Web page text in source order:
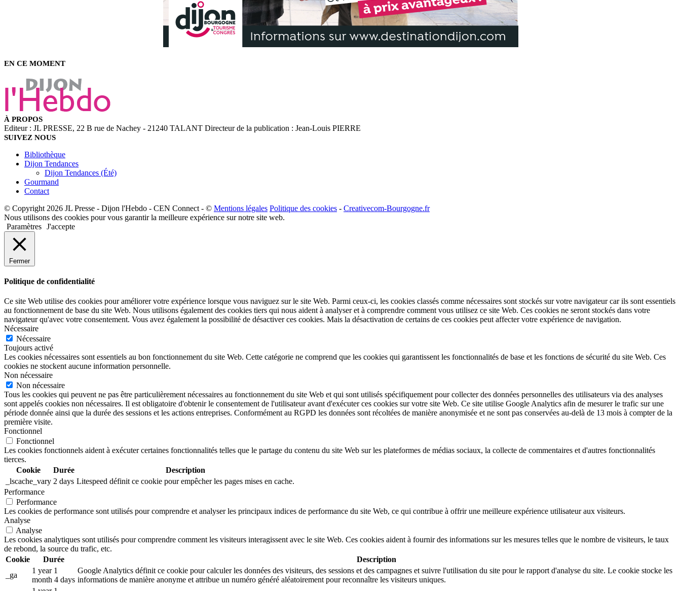
EN CE MOMENT
À PROPOS
Editeur : JL PRESSE, 22 B rue de Nachey - 21240 TALANT Directeur de la publication : Jean-Louis PIERRE
SUIVEZ NOUS
Bibliothèque
Dijon Tendances
Dijon Tendances (Été)
Gourmand
Contact
© Copyright 2026 JL Presse - Dijon l'Hebdo - CEN Connect - © Mentions légales Politique des cookies - Creativecom-Bourgogne.fr
Nous utilisons des cookies pour vous garantir la meilleure expérience sur notre site web.
Paramètres J'accepte
Fermer
Politique de confidentialité
Ce site Web utilise des cookies pour améliorer votre expérience lorsque vous naviguez sur le site Web. Parmi ceux-ci, les cookies classés comme nécessaires sont stockés sur votre navigateur car ils sont essentiels
au fonctionnement de base du site Web. Nous utilisons également des cookies tiers qui nous aident à analyser et à comprendre comment vous utilisez ce site Web. Ces cookies ne seront stockés dans votre
navigateur qu'avec votre consentement. Vous avez également la possibilité de désactiver ces cookies. Mais la désactivation de certains de ces cookies peut affecter votre expérience de navigation.
Nécessaire
Nécessaire
Toujours activé
Les cookies nécessaires sont essentiels au bon fonctionnement du site Web. Cette catégorie ne comprend que les cookies qui garantissent les fonctionnalités de base et les fonctions de sécurité du site Web. Ces
cookies ne stockent aucune information personnelle.
Non nécessaire
Non nécessaire
Tous les cookies qui peuvent ne pas être particulièrement nécessaires au fonctionnement du site Web et qui sont utilisés spécifiquement pour collecter des données personnelles des utilisateurs via des analyses
sont appelés cookies non nécessaires. Il est obligatoire d'obtenir le consentement de l'utilisateur avant d'exécuter ces cookies sur votre site Web. Ce site utilise Google Analytics afin de mesurer le trafic sur une
période donnée ainsi que la durée des sessions et les actions entreprises. Conformément au RGPD les données sont récoltées de manière anonymisée et ne sont pas conservées au-delà de 13 mois à compter de la
première visite.
Fonctionnel
Fonctionnel
Les cookies fonctionnels aident à exécuter certaines fonctionnalités telles que le partage du contenu du site Web sur les plateformes de médias sociaux, la collecte de commentaires et d'autres fonctionnalités
tierces.
Cookie
Durée
Description
_lscache_vary 2 days Litespeed définit ce cookie pour empêcher les pages mises en cache.
Performance
Performance
Les cookies de performance sont utilisés pour comprendre et analyser les principaux indices de performance du site Web, ce qui contribue à offrir une meilleure expérience utilisateur aux visiteurs.
Analyse
Analyse
Les cookies analytiques sont utilisés pour comprendre comment les visiteurs interagissent avec le site Web. Ces cookies aident à fournir des informations sur les mesures telles que le nombre de visiteurs, le taux
de rebond, la source du trafic, etc.
Cookie
Durée
Description
_ga
1 year 1
month 4 days
Google Analytics définit ce cookie pour calculer les données des visiteurs, des sessions et des campagnes et suivre l'utilisation du site pour le rapport d'analyse du site. Le cookie stocke les
informations de manière anonyme et attribue un numéro généré aléatoirement pour reconnaître les visiteurs uniques.